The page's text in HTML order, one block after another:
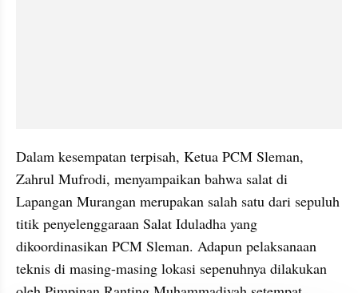
Dalam kesempatan terpisah, Ketua PCM Sleman,
Zahrul Mufrodi, menyampaikan bahwa salat di
Lapangan Murangan merupakan salah satu dari sepuluh
titik penyelenggaraan Salat Iduladha yang
dikoordinasikan PCM Sleman. Adapun pelaksanaan
teknis di masing-masing lokasi sepenuhnya dilakukan